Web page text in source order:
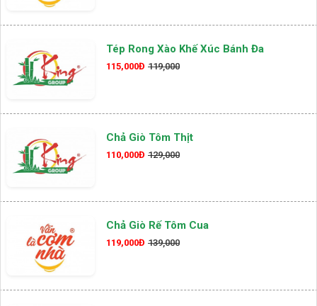
Tép Rong Xào Khế Xúc Bánh Đa
115,000Đ 119,000
Chả Giò Tôm Thịt
110,000Đ 129,000
Chả Giò Rế Tôm Cua
119,000Đ 139,000